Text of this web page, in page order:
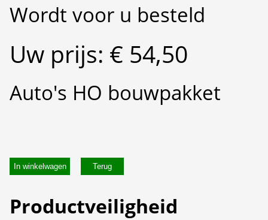
Wordt voor u besteld
Uw prijs: € 54,50
Auto's HO bouwpakket
In winkelwagen
Productveiligheid